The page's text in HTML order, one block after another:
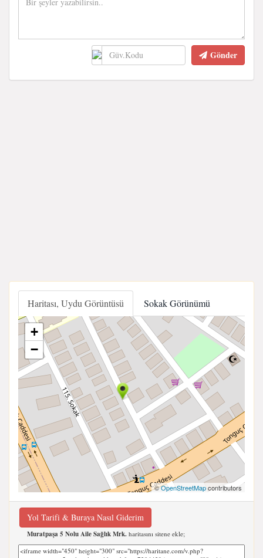
Gönder
Haritası, Uydu Görüntüsü Sokak Görünümü
+
−
©OpenStreetMapcontributors
Yol Tarifi & Buraya Nasıl Giderim
Muratpaşa 5 Nolu Aile Sağlık Mrk. haritasını sitene ekle;